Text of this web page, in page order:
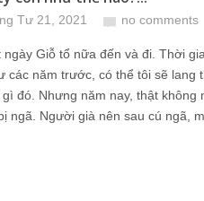
Tư 21, 2021 no comments
ngày Giỗ tổ nữa đến và đi. Thời
các năm trước, có thể tôi sẽ lang
gì đó. Nhưng năm nay, thật không
ngã. Người già nên sau cú ngã,